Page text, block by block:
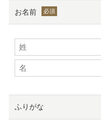
お名前
ふりがな